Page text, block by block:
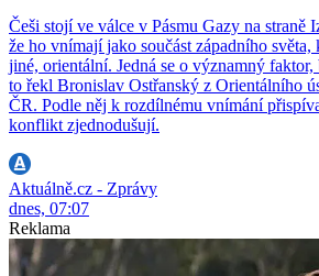
Češi stojí ve válce v Pásmu Gazy na straně
že ho vnímají jako součást západního světa,
jiné, orientální. Jedná se o významný
to řekl Bronislav Ostřanský z Orientálního
ČR. Podle něj k rozdílnému vnímání
konflikt zjednodušují.
Aktuálně.cz - Zprávy
dnes, 07:07
Reklama